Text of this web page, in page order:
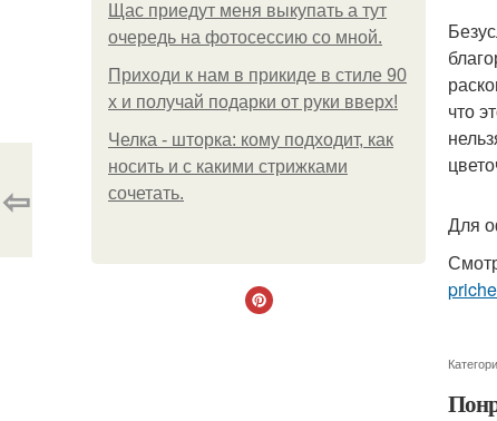
Щас приедут меня выкупать а тут
очередь на фотосессию со мной.
Приходи к нам в прикиде в стиле 90
х и получай подарки от руки вверх!
Челка - шторка: кому подходит, как
носить и с какими стрижками
сочетать.
что
Для
⇦